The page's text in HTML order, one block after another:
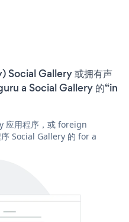
Social Gallery 或拥有声
a Social Gallery 的“in
应用程序，或 foreign
Social Gallery 的 for a